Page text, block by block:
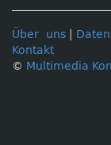
Über uns
Kontakt
© Multimedia